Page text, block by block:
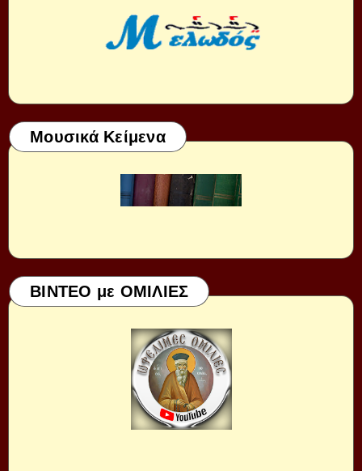
Μουσικά Κείμενα
ΒΙΝΤΕΟ με ΟΜΙΛΙΕΣ